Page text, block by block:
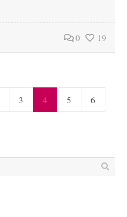
0 19
3 4 5 6